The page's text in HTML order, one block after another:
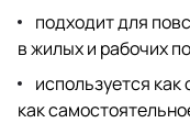
подходит для
в жилых и рабочих
используется
как